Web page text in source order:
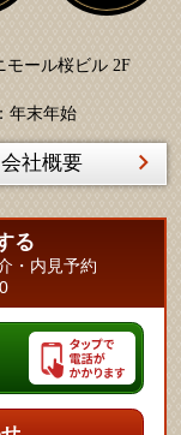
モール桜ビル 2F
年末年始
会社概要
る
・内見予約